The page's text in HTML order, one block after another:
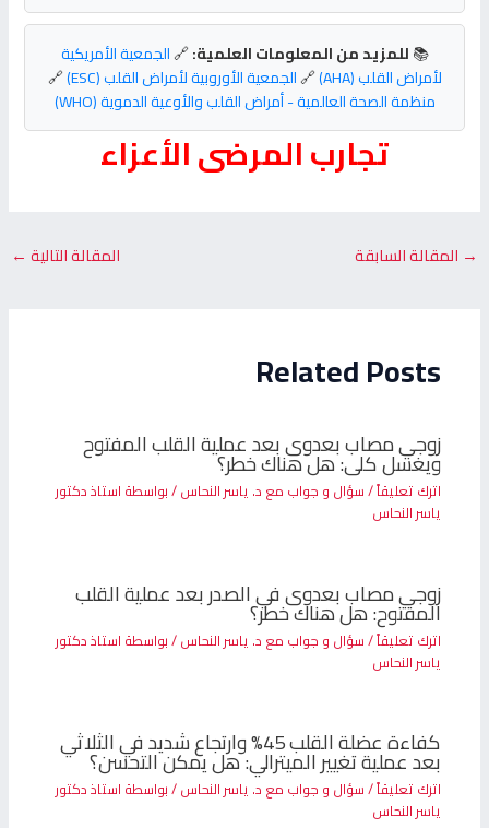
📚للمزيد من المعلومات العلمية:🔗الجمعية الأمريكية
لأمراض القلب (AHA)
🔗الجمعية الأوروبية لأمراض القلب (ESC)
🔗
منظمة الصحة العالمية - أمراض القلب والأوعية الدموية (WHO)
تجارب المرضى الأعزاء
→ المقالة السابقة المقالة التالية ←
Related Posts
زوجي مصاب بعدوى بعد عملية القلب المفتوح
ويغسل كلى: هل هناك خطر؟
اترك تعليقاً/سؤال و جواب مع د. ياسر النحاس/ بواسطة استاذ دكتور
ياسر النحاس
زوجي مصاب بعدوى في الصدر بعد عملية القلب
المفتوح: هل هناك خطر؟
اترك تعليقاً/سؤال و جواب مع د. ياسر النحاس/ بواسطة استاذ دكتور
ياسر النحاس
كفاءة عضلة القلب 45% وارتجاع شديد في الثلاثي
بعد عملية تغيير الميترالي: هل يمكن التحسن؟
اترك تعليقاً/سؤال و جواب مع د. ياسر النحاس/ بواسطة استاذ دكتور
ياسر النحاس